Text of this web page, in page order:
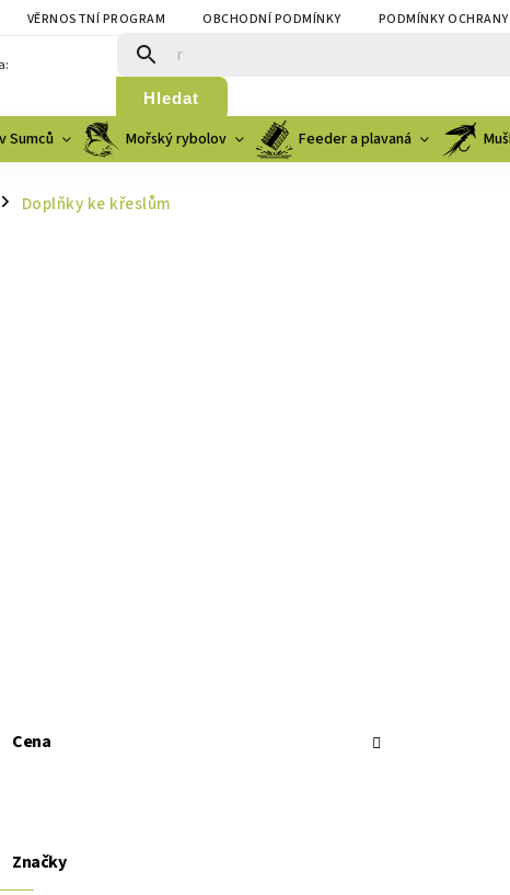
VĚRNOSTNÍ PROGRAM OBCHODNÍ PODMÍNKY PODMÍNKY
Hledat
Sumců Mořský rybolov Feeder a plavaná
/ Doplňky ke křeslům